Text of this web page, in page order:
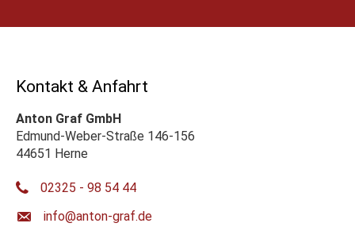
Kontakt & Anfahrt
Anton Graf GmbH
Edmund-Weber-Straße 146-156
44651 Herne
02325 - 98 54 44
ed.farg-notna@ofni